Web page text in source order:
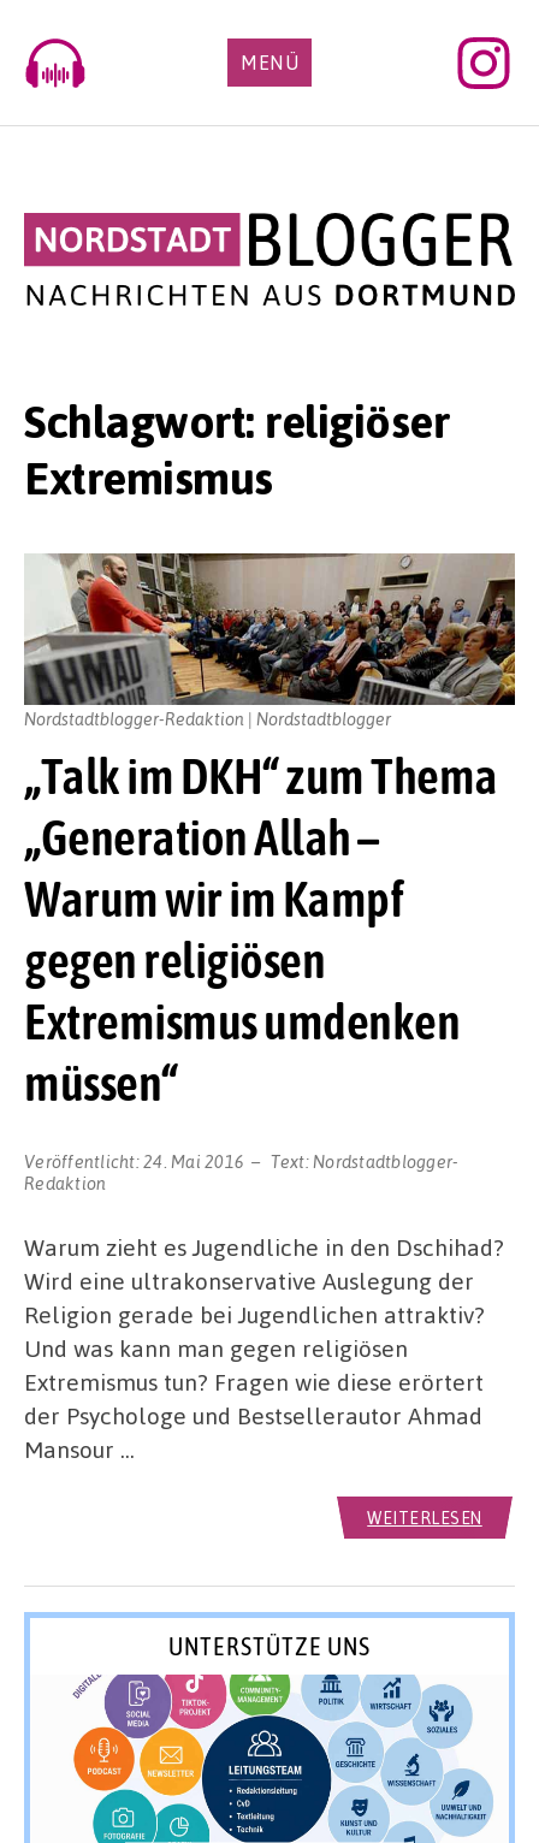
content
MENÜ
Schlagwort: religiöser
Extremismus
„Talk im DKH“ zum Thema
„Generation Allah –
Warum wir im Kampf
gegen religiösen
Extremismus umdenken
müssen“
Veröffentlicht:24. Mai 2016 Text: Nordstadtblogger-
Redaktion
Nordstadtblogger-Redaktion | Nordstadtblogger
Warum zieht es Jugendliche in den Dschihad?
Wird eine ultrakonservative Auslegung der
Religion gerade bei Jugendlichen attraktiv?
Und was kann man gegen religiösen
Extremismus tun? Fragen wie diese erörtert
der Psychologe und Bestsellerautor Ahmad
Mansour …
WEITERLESEN
UNTERSTÜTZE UNS